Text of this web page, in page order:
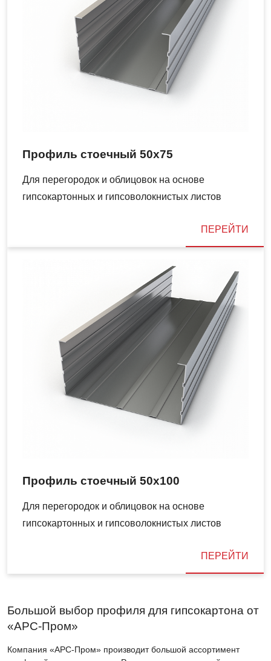
Профиль стоечный 50х75
Для перегородок и облицовок на основе
гипсокартонных и гипсоволокнистых листов
ПЕРЕЙТИ
Профиль стоечный 50х100
Для перегородок и облицовок на основе
гипсокартонных и гипсоволокнистых листов
ПЕРЕЙТИ
Большой выбор профиля для гипсокартона от
«АРС-Пром»
Компания «АРС-Пром» производит большой ассортимент